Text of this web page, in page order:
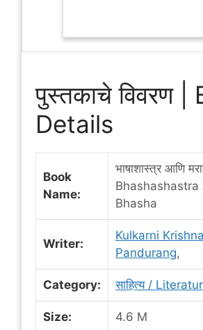
पुस्तकाचे विवरण |
Details
Book
Name:
भाषाशास्त्र आणि
Bhashashastra
Bhasha
Writer:
Kulkarni
Pandurang,
Category: साहित्य /
Size: 4.6 M